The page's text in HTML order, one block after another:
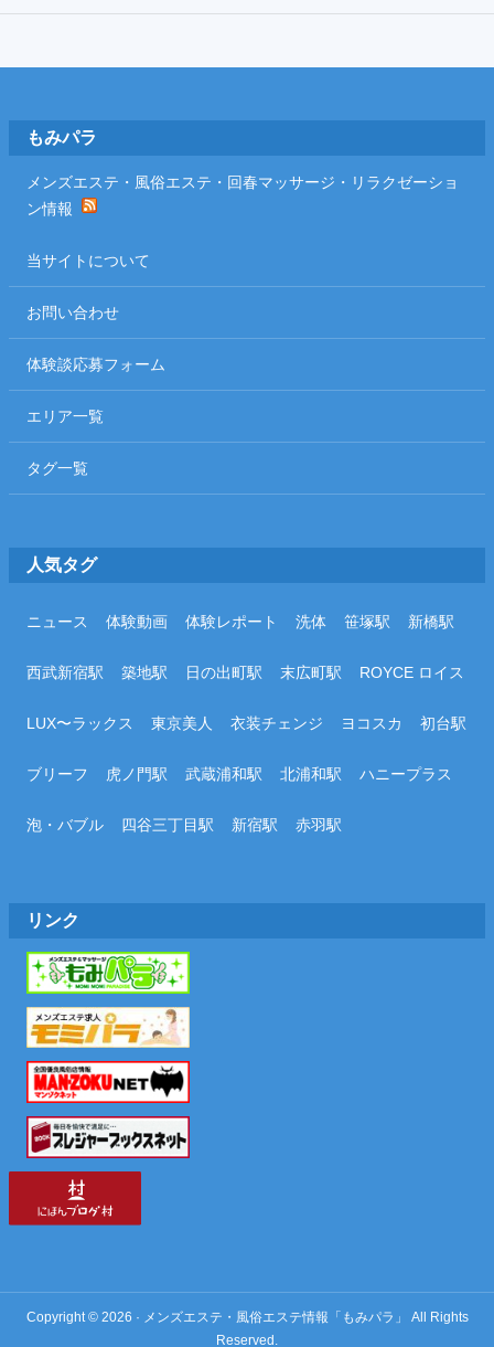
Footerもみパラ
メンズエステ・風俗エステ・回春マッサージ・リラクゼーショ
ン情報
当サイトについて
お問い合わせ
体験談応募フォーム
エリア一覧
タグ一覧
人気タグ
ニュース 体験動画 体験レポート 洗体 笹塚駅 新橋駅
西武新宿駅 築地駅 日の出町駅 末広町駅 ROYCE ロイス
LUX〜ラックス 東京美人 衣装チェンジ ヨコスカ 初台駅
ブリーフ 虎ノ門駅 武蔵浦和駅 北浦和駅 ハニープラス
泡・バブル 四谷三丁目駅 新宿駅 赤羽駅
リンク
Copyright © 2026 · メンズエステ・風俗エステ情報「もみパラ」 All Rights
Reserved.